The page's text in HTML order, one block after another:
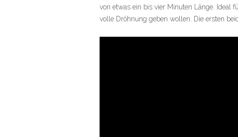
von etwas ein bis vier Minuten Länge. Ideal
volle Dröhnung geben wollen. Die ersten